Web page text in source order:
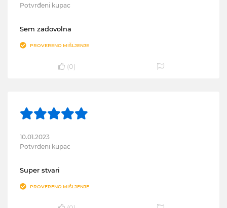
Potvrđeni kupac
Sem zadovolna
PROVERENO MIŠLJENJE
(0)
10.01.2023
Potvrđeni kupac
Super stvari
PROVERENO MIŠLJENJE